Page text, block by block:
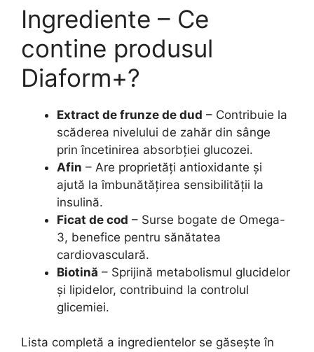
Ingrediente – Ce
contine produsul
Diaform+?
Extract de frunze de dud – Contribuie la
scăderea nivelului de zahăr din sânge
prin încetinirea absorbției glucozei.
Afin – Are proprietăți antioxidante și
ajută la îmbunătățirea sensibilității la
insulină.
Ficat de cod – Surse bogate de Omega-
3, benefice pentru sănătatea
cardiovasculară.
Biotină – Sprijină metabolismul glucidelor
și lipidelor, contribuind la controlul
glicemiei.
Lista completă a ingredientelor se găsește în